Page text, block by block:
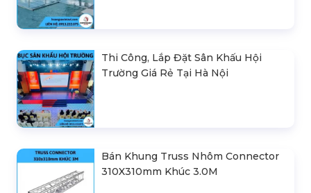
Thi Công, Lắp Đặt Sân Khấu Hội
Trường Giá Rẻ Tại Hà Nội
Bán Khung Truss Nhôm Connector
310X310mm Khúc 3.0M